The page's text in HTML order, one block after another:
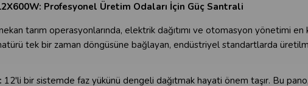
Profesyonel Üretim Odaları İçin Güç Santrali
tarım operasyonlarında, elektrik dağıtımı ve otomasyon yönetimi en
tek bir zaman döngüsüne bağlayan, endüstriyel standartlarda
12'li bir sistemde faz yükünü dengeli dağıtmak hayati önem taşır. Bu